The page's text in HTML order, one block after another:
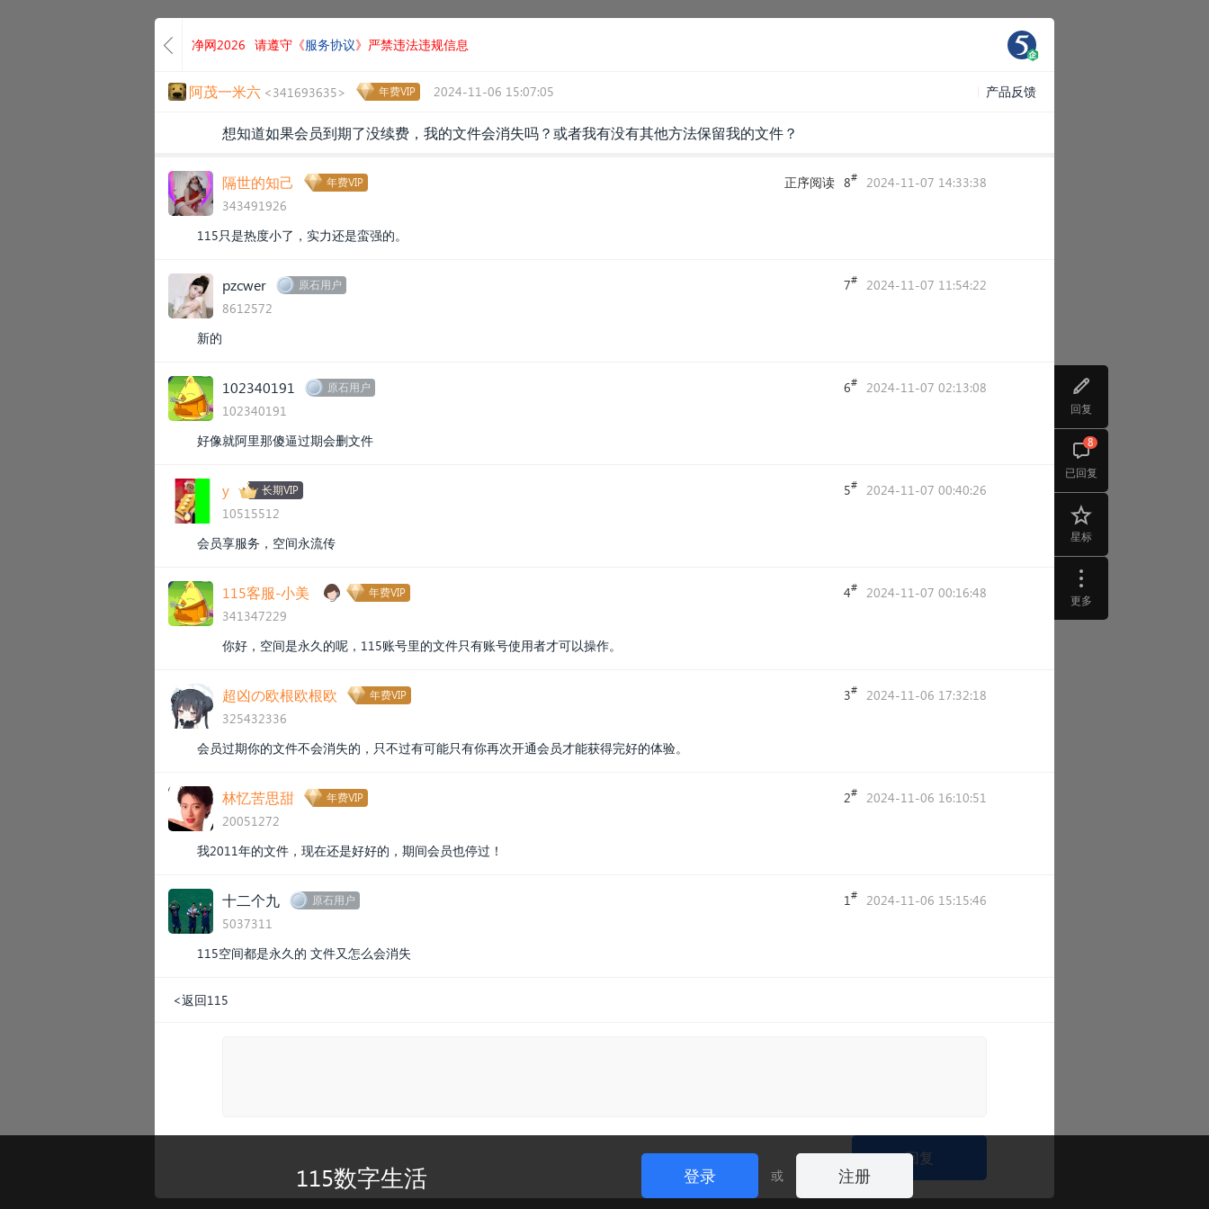
回复
已回复
8
星标
更多
净网2026 请遵守《服务协议》严禁违法违规信息
阿茂一米六 <341693635> 年费VIP 2024-11-06 15:07:05 产品反馈
想知道如果会员到期了没续费，我的文件会消失吗？或者我有没有其他方法保留我的文件？
隔世的知己 年费VIP
343491926
正序阅读 8# 2024-11-07 14:33:38
115只是热度小了，实力还是蛮强的。
pzcwer 原石用户
8612572
7# 2024-11-07 11:54:22
新的
102340191 原石用户
102340191
6# 2024-11-07 02:13:08
好像就阿里那傻逼过期会删文件
y 长期VIP
10515512
5# 2024-11-07 00:40:26
会员享服务，空间永流传
115客服-小美 年费VIP
341347229
4# 2024-11-07 00:16:48
你好，空间是永久的呢，115账号里的文件只有账号使用者才可以操作。
超凶の欧根欧根欧 年费VIP
325432336
3# 2024-11-06 17:32:18
会员过期你的文件不会消失的，只不过有可能只有你再次开通会员才能获得完好的体验。
林忆苦思甜 年费VIP
20051272
2# 2024-11-06 16:10:51
我2011年的文件，现在还是好好的，期间会员也停过！
十二个九 原石用户
5037311
1# 2024-11-06 15:15:46
115空间都是永久的 文件又怎么会消失
<返回115
回复
115数字生活 登录 或 注册